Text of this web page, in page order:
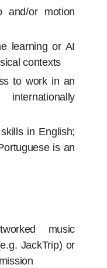
and/or motion
learning or AI
contexts
to work in an
in English;
is an
music
JackTrip) or